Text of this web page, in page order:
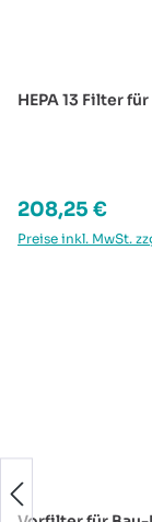
HEPA 13 Filter
Regulärer
208,25 €
Preise inkl. MwSt.